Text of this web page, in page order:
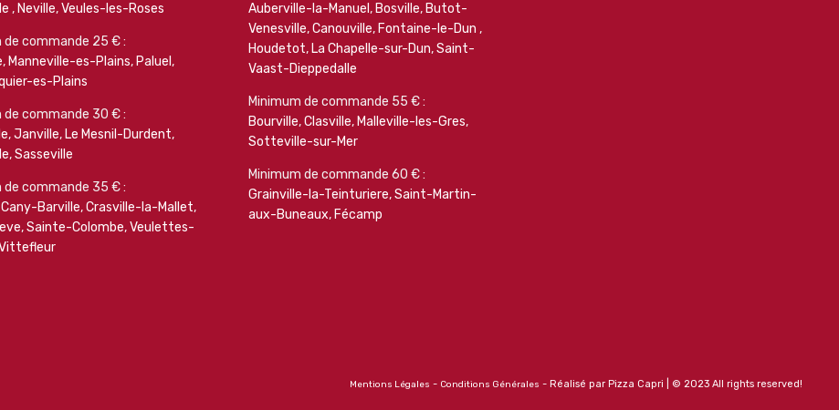
, Neville,Veules-les-Roses
de commande 25 € :
, Manneville-es-Plains, Paluel ,
es-Plains
de commande 30 € :
,Janville, Le Mesnil-Durdent,
,Sasseville
de commande 35 € :
Cany-Barville,Crasville-la-Mallet,
,Sainte-Colombe,Veulettes-
Auberville-la-Manuel, Bosville, Butot-
Venesville,Canouville, Fontaine-le-Dun ,
Houdetot, La Chapelle-sur-Dun,Saint-
Vaast-Dieppedalle
Minimum de commande 55 € :
Bourville,Clasville, Malleville-les-Gres,
Sotteville-sur-Mer
Minimum de commande 60 € :
Grainville-la-Teinturiere,Saint-Martin-
aux-Buneaux, Fécamp
Mentions Légales - Conditions Générales - Réalisé par Pizza Capri | © 2023 All rights reserved!